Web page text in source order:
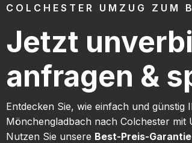
COLCHESTER UMZUG ZUM
Jetzt
anfragen &
Entdecken Sie, wie einfach und günstig
Mönchengladbach nach Colchester mit
Nutzen Sie unsere Best-Preis-Garantie